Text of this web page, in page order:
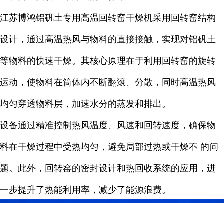
江苏博鸿铝矾土专用高温回转窑干燥机采用回转窑结构
设计，通过高温热风与物料的直接接触，实现对铝矾土
等物料的快速干燥。其核心原理在于利用回转窑的旋转
运动，使物料在筒体内不断翻滚、分散，同时高温热风
均匀穿透物料层，加速水分的蒸发和排出。
设备通过精准控制热风温度、风速和回转速度，确保物
料在干燥过程中受热均匀，避免局部过热或干燥不 的问
题。此外，回转窑的密封设计和热回收系统的应用，进
一步提升了热能利用率，减少了能源浪费。